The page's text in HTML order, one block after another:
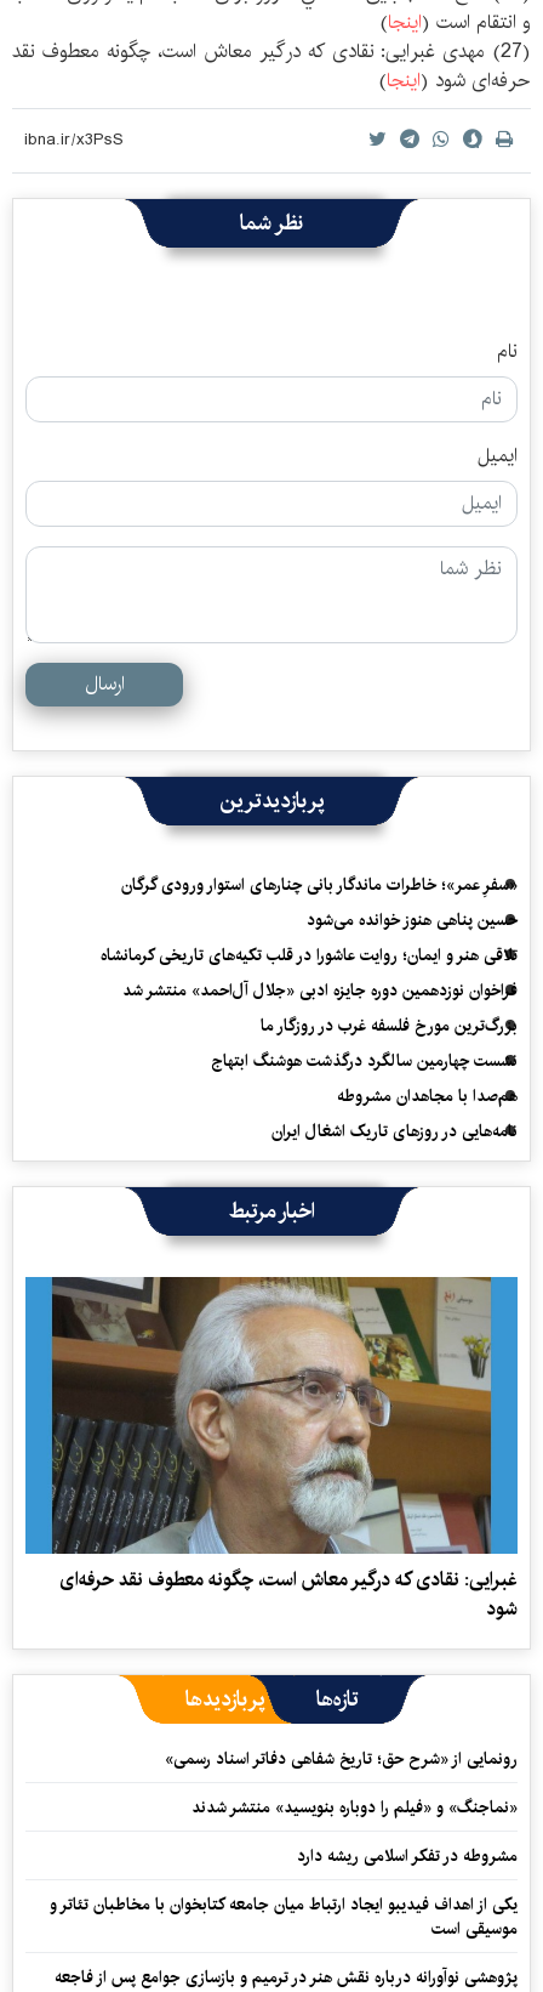
و انتقام‌ است (اینجا)
(27) مهدی غبرایی: نقادی که درگیر معاش است، چگونه معطوف نقد
حرفه‌ای شود (اینجا)
نظر شما
نام
ایمیل
ارسال
پربازدیدترین
«سفرِ عمر»؛ خاطرات ماندگار بانی چنارهای استوار ورودی گرگان
حسین پناهی هنوز خوانده می‌شود
تلاقی هنر و ایمان؛ روایت عاشورا در قلب تکیه‌های تاریخی کرمانشاه
فراخوان نوزدهمین دوره جایزه ادبی «جلال آل‌احمد» منتشر شد
بزرگ‌ترین مورخ فلسفه غرب در روزگار ما
نشست چهارمین سالگرد درگذشت هوشنگ ابتهاج
هم‌صدا با مجاهدان مشروطه
نامه‌هایی در روزهای تاریک اشغال ایران
اخبار مرتبط
غبرایی: نقادی که درگیر معاش است، چگونه معطوف نقد حرفه‌ای
شود
تازه‌ها پربازدیدها
رونمایی از «شرح حق؛ تاریخ شفاهی دفاتر اسناد رسمی»
«نماجنگ» و «فیلم را دوباره بنویسید» منتشر شدند
مشروطه در تفکر اسلامی ریشه دارد
یکی از اهداف فیدیبو ایجاد ارتباط میان جامعه کتابخوان با مخاطبان تئاتر و
موسیقی است
پژوهشی نوآورانه درباره نقش هنر در ترمیم و بازسازی جوامع پس از فاجعه